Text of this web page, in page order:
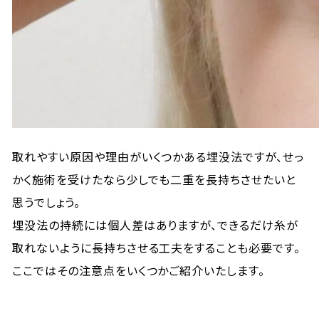
取れやすい原因や理由がいくつかある埋没法ですが、せっ
かく施術を受けたなら少しでも二重を長持ちさせたいと
思うでしょう。
埋没法の持続には個人差はありますが、できるだけ糸が
取れないように長持ちさせる工夫をすることも必要です。
ここではその注意点をいくつかご紹介いたします。